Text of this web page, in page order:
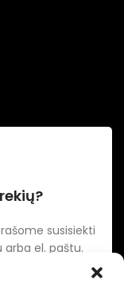
susisiekti
el. paštu.